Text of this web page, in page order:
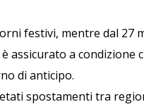
festivi, mentre dal 27
assicurato a condizione
di anticipo.
spostamenti tra